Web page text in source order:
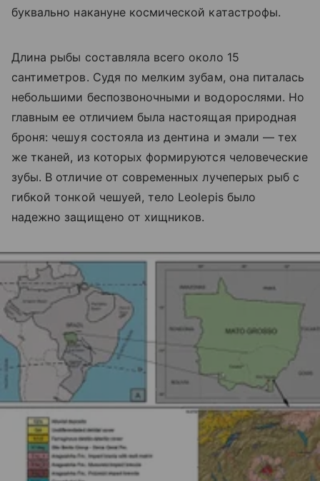
буквально накануне космической катастрофы.
Длина рыбы составляла всего около 15
сантиметров. Судя по мелким зубам, она питалась
небольшими беспозвоночными и водорослями. Но
главным ее отличием была настоящая природная
броня: чешуя состояла из дентина и эмали — тех
же тканей, из которых формируются человеческие
зубы. В отличие от современных лучеперых рыб с
гибкой тонкой чешуей, тело Leolepis было
надежно защищено от хищников.